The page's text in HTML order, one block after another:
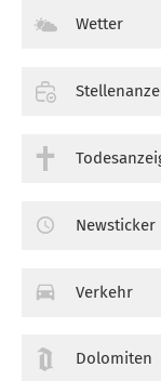
Wetter
Newsticker
Verkehr
Dolomiten